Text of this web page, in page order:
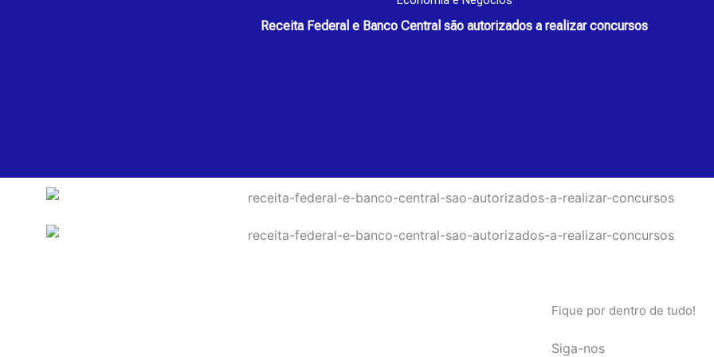
Receita Federal e Banco Central são autorizados a realizar concursos
Fique por dentro de tudo!
Siga-nos